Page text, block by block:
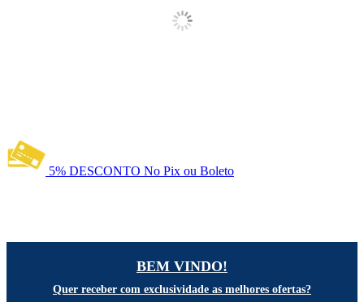
5% DESCONTO No Pix ou Boleto
BEM VINDO!
Quer receber com exclusividade as melhores ofertas?